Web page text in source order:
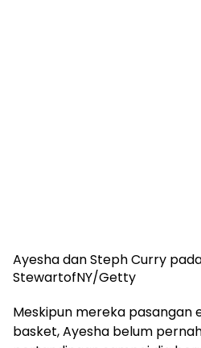
Ayesha dan Steph Curry
StewartofNY/Getty
Meskipun mereka pasangan
basket, Ayesha belum